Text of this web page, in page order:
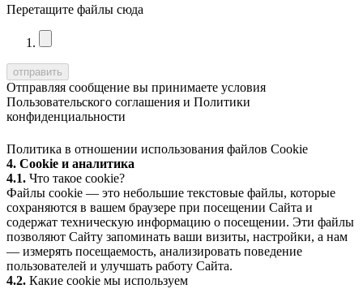
Перетащите файлы сюда
Отправляя сообщение вы принимаете условия
Пользовательского соглашения и Политики
конфиденциальности
Политика в отношении использования файлов Cookie
4. Cookie и аналитика
4.1. Что такое cookie?
Файлы cookie — это небольшие текстовые файлы, которые
сохраняются в вашем браузере при посещении Сайта и
содержат техническую информацию о посещении. Эти файлы
позволяют Сайту запоминать ваши визиты, настройки, а нам
— измерять посещаемость, анализировать поведение
пользователей и улучшать работу Сайта.
4.2. Какие cookie мы используем